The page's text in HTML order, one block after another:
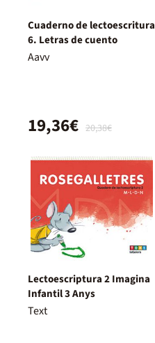
Cuaderno de lectoescritura
6. Letras de cuento
Aavv
20,38€
19,36€
Lectoescriptura 2 Imagina
Infantil 3 Anys
Text